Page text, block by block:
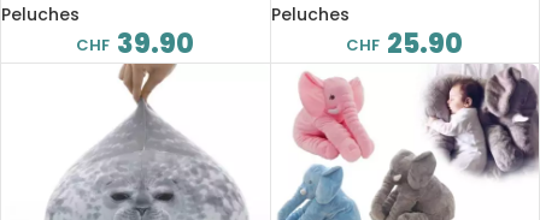
Peluches
CHF 39.90
Peluches
CHF 25.90